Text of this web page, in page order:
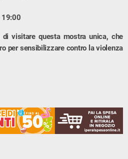
19:00
di visitare questa mostra unica, che
per sensibilizzare contro la violenza